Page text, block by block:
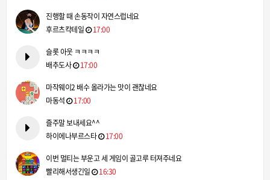
진행할 때 손동작이 자연스럽네요
후르츠칵테일
17:00
슬롯 아웃 ㅋㅋㅋㅋ
배추도사
17:00
마작웨이2 배수 올라가는 맛이 괜찮네요
마동석
17:00
즐주말 보내세요^^
하이에나부르스타
17:00
이번 멀티는 부운고 세 게임이 골고루 터져주네요
빨리해서생긴일
16:30